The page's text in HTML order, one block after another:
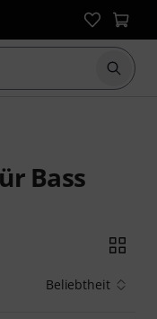
Suche
Bass
Beliebtheit